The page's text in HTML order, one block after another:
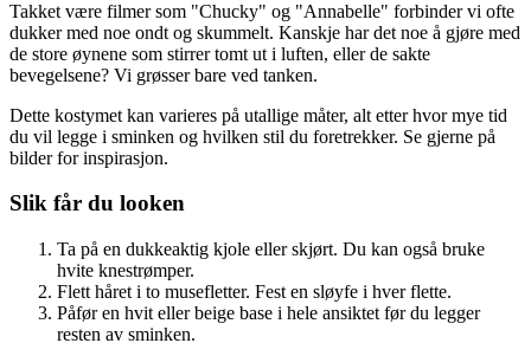
Takket være filmer som "Chucky" og "Annabelle" forbinder vi ofte
dukker med noe ondt og skummelt. Kanskje har det noe å gjøre med
de store øynene som stirrer tomt ut i luften, eller de sakte
bevegelsene? Vi grøsser bare ved tanken.
Dette kostymet kan varieres på utallige måter, alt etter hvor mye tid
du vil legge i sminken og hvilken stil du foretrekker. Se gjerne på
bilder for inspirasjon.
Slik får du looken
Ta på en dukkeaktig kjole eller skjørt. Du kan også bruke
hvite knestrømper.
Flett håret i to musefletter. Fest en sløyfe i hver flette.
Påfør en hvit eller beige base i hele ansiktet før du legger
resten av sminken.